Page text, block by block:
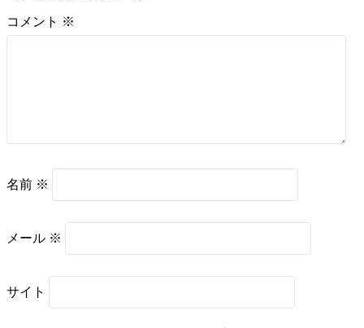
コメント ※
名前 ※
メール ※
サイト